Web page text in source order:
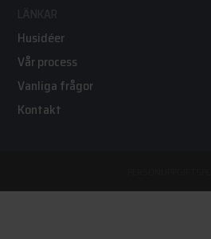
Husidéer
Vår process
Vanliga frågor
Kontakt